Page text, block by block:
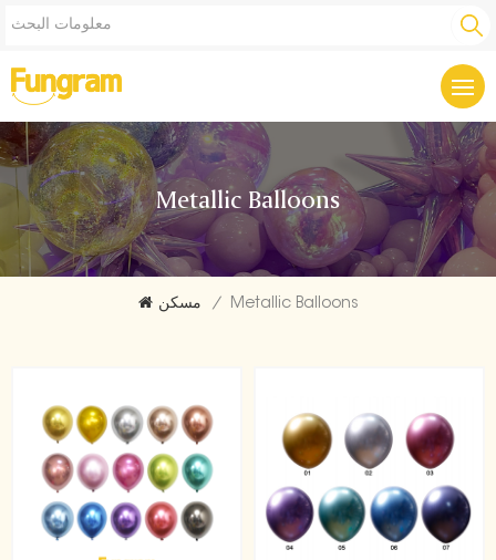
Metallic Balloons
مسكن / Metallic Balloons